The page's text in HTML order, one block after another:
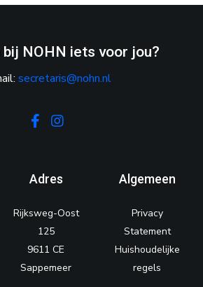
bij NOHN iets voor jou?
secretaris@nohn.nl
Adres
Rijksweg-Oost
125
9611 CE
Sappemeer
Algemeen
Privacy
Statement
Huishoudelijke
regels